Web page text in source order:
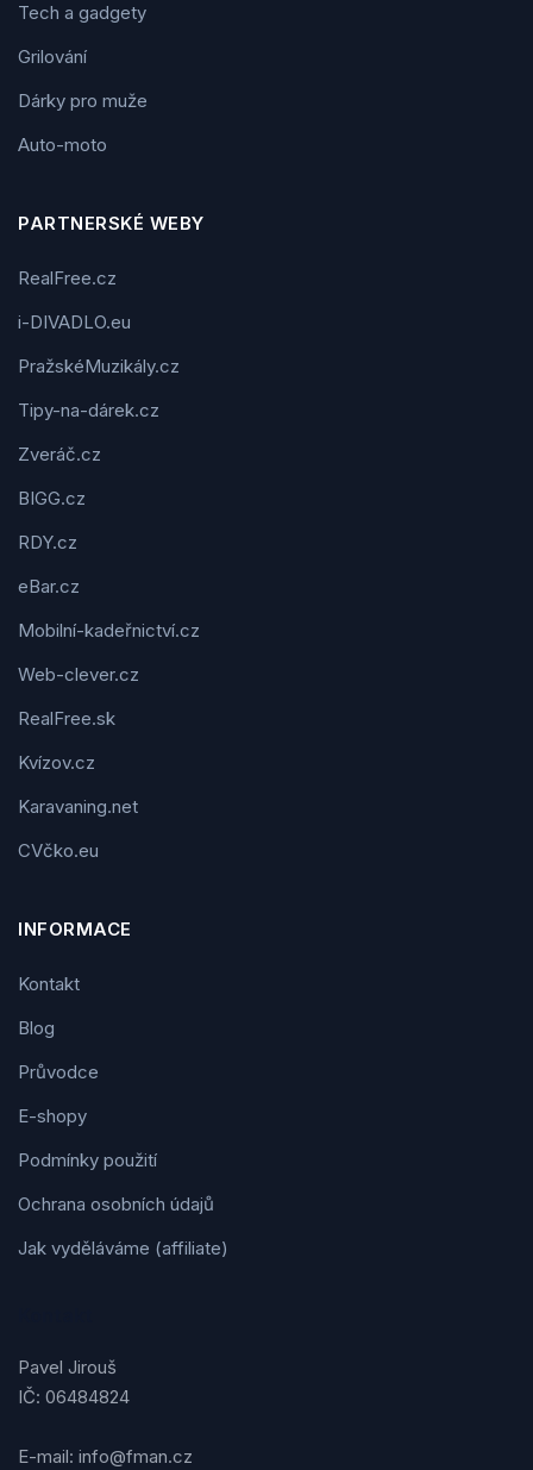
Tech a gadgety
Grilování
Dárky pro muže
Auto-moto
PARTNERSKÉ WEBY
RealFree.cz
i-DIVADLO.eu
PražskéMuzikály.cz
Tipy-na-dárek.cz
Zveráč.cz
BIGG.cz
RDY.cz
eBar.cz
Mobilní-kadeřnictví.cz
Web-clever.cz
RealFree.sk
Kvízov.cz
Karavaning.net
CVčko.eu
INFORMACE
Kontakt
Blog
Průvodce
E-shopy
Podmínky použití
Ochrana osobních údajů
Jak vyděláváme (affiliate)
Pavel Jirouš
IČ: 06484824
E-mail: info@fman.cz